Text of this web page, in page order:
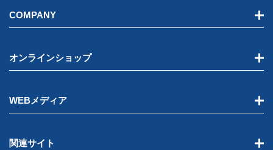
COMPANY
オンラインショップ
WEBメディア
関連サイト